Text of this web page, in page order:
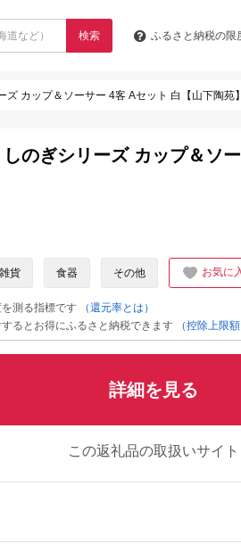
検索 ふるさと納税の限
ズ カップ＆ソーサー 4客 Aセット 白【山下陶苑
しのぎシリーズ カップ＆ソ
貨 食器 その他 お気に
測る指標です
（還元率とは）
るとお得にふるさと納税できます
（控除上限
詳細を見る
この返礼品の取扱いサイト